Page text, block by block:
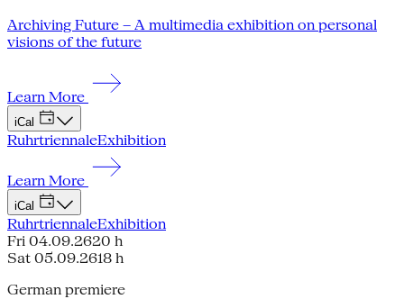
Archiving Future – A multimedia exhibition on personal
visions of the future
Learn More
iCal
RuhrtriennaleExhibition
Learn More
iCal
RuhrtriennaleExhibition
Fri 04.09.2620 h
Sat 05.09.2618 h
German premiere